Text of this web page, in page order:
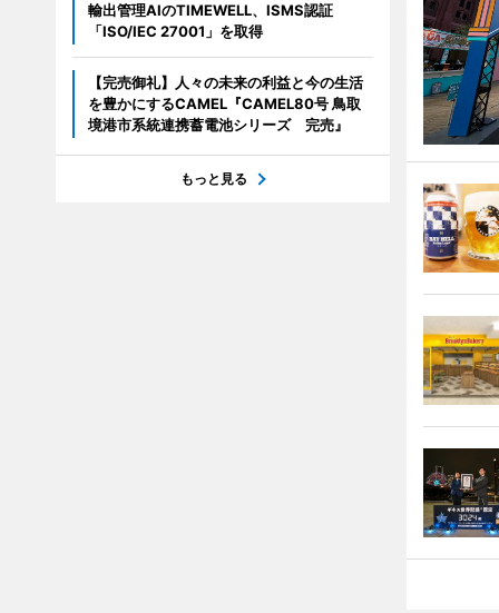
輸出管理AIのTIMEWELL、ISMS認証
「ISO/IEC 27001」を取得
【完売御礼】人々の未来の利益と今の生活
を豊かにするCAMEL『CAMEL80号 鳥取
境港市系統連携蓄電池シリーズ 完売』
もっと見る